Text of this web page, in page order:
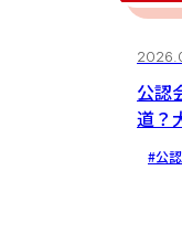
公認
道？
#公